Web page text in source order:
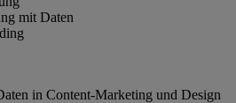
mit Daten
in Content-Marketing und Design